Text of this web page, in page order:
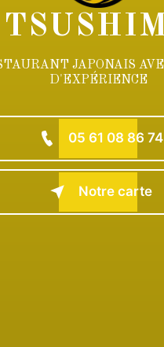
JAPONAIS
D'EXPÉRIENCE
05 61 08 86 74
Notre carte